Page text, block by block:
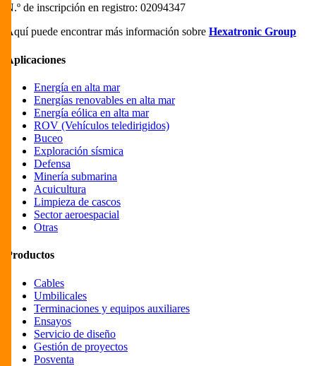
N.º de inscripción en registro: 02094347
Aquí puede encontrar más información sobre Hexatronic Group
Aplicaciones
Energía en alta mar
Energías renovables en alta mar
Energía eólica en alta mar
ROV (Vehículos teledirigidos)
Buceo
Exploración sísmica
Defensa
Minería submarina
Acuicultura
Limpieza de cascos
Sector aeroespacial
Otras
Productos
Cables
Umbilicales
Terminaciones y equipos auxiliares
Ensayos
Servicio de diseño
Gestión de proyectos
Posventa